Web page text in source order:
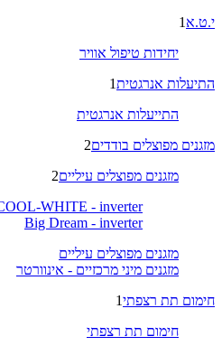
י.ט.א 1
יחידות טיפול אוויר
התיעלות אנרגטית1
התייעלות אנרגטית
מזגנים מפוצלים בודדים2
מזגנים מפוצלים עיליים2
WHITE - inverter
Big Dream - inverter
מזגנים מפוצלים עיליים
מזגנים מיני מרכזיים - אינוורטר
חימום תת רצפתי1
חימום תת רצפתי